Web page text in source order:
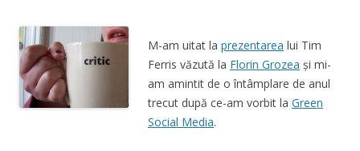
M-am uitat la prezentarea lui Tim
Ferris văzută la Florin Grozea și mi-
am amintit de o întâmplare de anul
trecut după ce-am vorbit la Green
Social Media.